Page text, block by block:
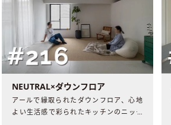
NEUTRAL×ダウンフロア
アールで縁取られたダウンフロア、心地
よい生活感で彩られたキッチンのニッチ